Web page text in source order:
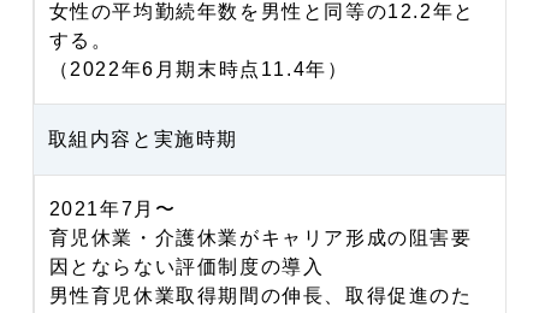
女性の平均勤続年数を男性と同等の12.2年と
する。
（2022年6月期末時点11.4年）
取組内容と実施時期
2021年7月〜
育児休業・介護休業がキャリア形成の阻害要
因とならない評価制度の導入
男性育児休業取得期間の伸長、取得促進のた